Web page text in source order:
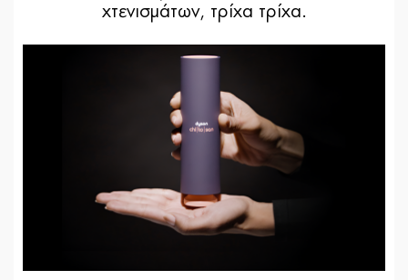
χτενισμάτων, τρίχα τρίχα.